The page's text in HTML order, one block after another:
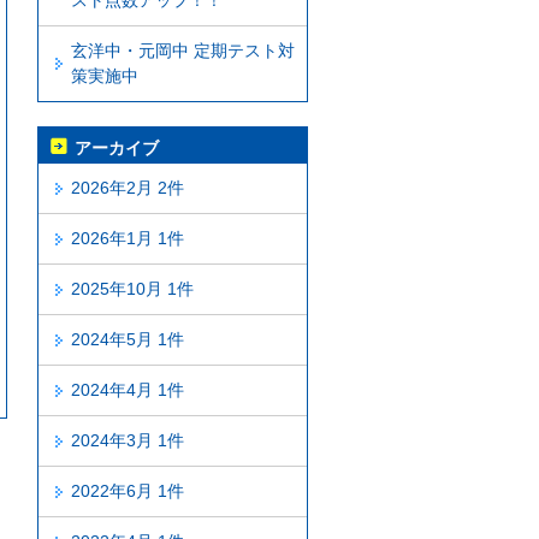
玄洋中・元岡中 定期テスト対
策実施中
アーカイブ
2026年2月 2件
2026年1月 1件
2025年10月 1件
2024年5月 1件
2024年4月 1件
2024年3月 1件
2022年6月 1件